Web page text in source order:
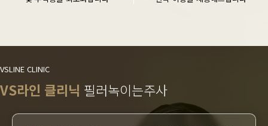
VSLINE CLINIC
VS라인 클리닉 필러녹이는주사